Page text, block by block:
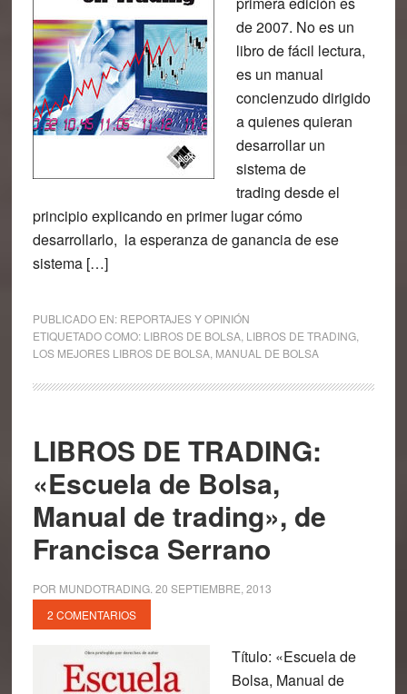
de 2007. No es un
libro de fácil lectura,
es un manual
concienzudo dirigido
a quienes quieran
desarrollar un
sistema de
trading desde el
principio explicando en primer lugar cómo
desarrollarlo, la esperanza de ganancia de ese
sistema […]
PUBLICADO EN: REPORTAJES Y OPINIÓN
ETIQUETADO COMO: LIBROS DE BOLSA, LIBROS DE TRADING,
LOS MEJORES LIBROS DE BOLSA, MANUAL DE BOLSA
LIBROS DE TRADING:
«Escuela de Bolsa,
Manual de trading», de
Francisca Serrano
POR MUNDOTRADING. 20 SEPTIEMBRE, 2013
2 COMENTARIOS
Título: «Escuela de
Bolsa, Manual de